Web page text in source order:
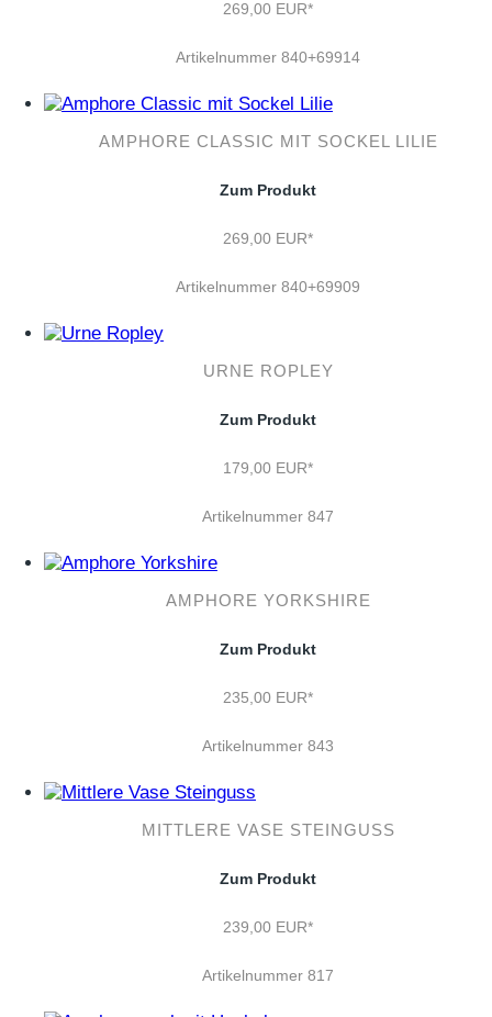
269,00 EUR*
Artikelnummer 840+69914
AMPHORE CLASSIC MIT SOCKEL LILIE
Zum Produkt
269,00 EUR*
Artikelnummer 840+69909
URNE ROPLEY
Zum Produkt
179,00 EUR*
Artikelnummer 847
AMPHORE YORKSHIRE
Zum Produkt
235,00 EUR*
Artikelnummer 843
MITTLERE VASE STEINGUSS
Zum Produkt
239,00 EUR*
Artikelnummer 817